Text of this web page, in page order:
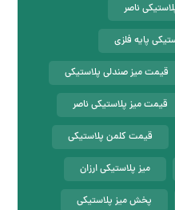
ناصر
پایه فلزی
قیمت میز صندلی پلاستیکی
قیمت میز پلاستیکی ناصر
قیمت کلمن پلاستیکی
میز پلاستیکی ارزان
پخش میز پلاستیکی